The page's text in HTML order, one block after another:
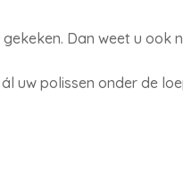
Dan weet u ook
uw polissen onder de